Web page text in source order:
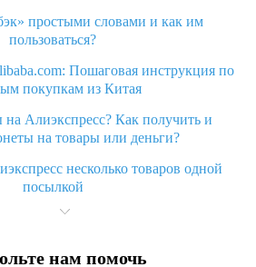
простыми словами и как им
пользоваться?
Пошаговая инструкция по
покупкам из Китая
на Алиэкспресс? Как получить и
на товары или деньги?
несколько товаров одной
посылкой
закрыт» на Алиэкспресс и что
нам помочь